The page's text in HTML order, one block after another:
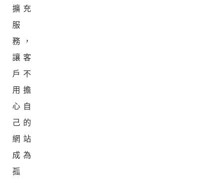
擴充
服
務，
讓客
戶不
用擔
心自
己的
網站
成為
孤